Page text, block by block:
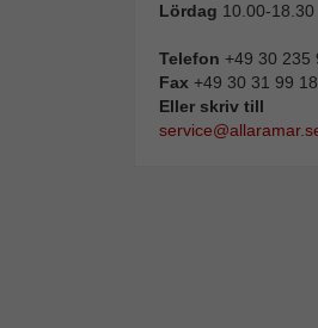
Lördag 10.00-18.30
Telefon +49 30 235
Fax +49 30 31 99
Eller skriv till